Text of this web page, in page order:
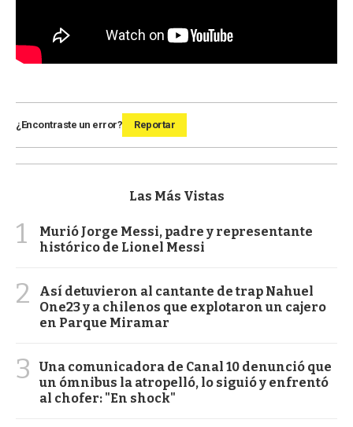
¿Encontraste un error? Reportar
Las Más Vistas
1
Murió Jorge Messi, padre y representante
histórico de Lionel Messi
2
Así detuvieron al cantante de trap Nahuel
One23 y a chilenos que explotaron un cajero
en Parque Miramar
3
Una comunicadora de Canal 10 denunció que
un ómnibus la atropelló, lo siguió y enfrentó
al chofer: "En shock"